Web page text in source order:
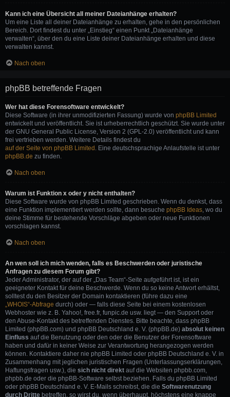
Kann ich eine Übersicht all meiner Dateianhänge erhalten?
Um eine Liste all deiner Dateianhänge zu erhalten, gehe in den persönlichen
Bereich. Dort findest du unter „Einstieg“ einen Punkt „Dateianhänge
verwalten“, über den du eine Liste deiner Dateianhänge erhalten und diese
verwalten kannst.
Nach oben
phpBB betreffende Fragen
Wer hat diese Forensoftware entwickelt?
Diese Software (in ihrer unmodifizierten Fassung) wurde von phpBB Limited
entwickelt und veröffentlicht. Sie ist urheberrechtlich geschützt. Sie wurde unter
der GNU General Public License, Version 2 (GPL-2.0) veröffentlicht und kann
frei vertrieben werden. Weitere Details findest du
auf der Seite von phpBB Limited . Eine deutschsprachige Anlaufstelle ist unter
phpBB.de zu finden.
Nach oben
Warum ist Funktion x oder y nicht enthalten?
Diese Software wurde von phpBB Limited geschrieben. Wenn du denkst, dass
eine Funktion implementiert werden sollte, dann besuche phpBB Ideas, wo du
deine Stimme für bestehende Vorschläge abgeben oder neue Funktionen
vorschlagen kannst.
Nach oben
An wen soll ich mich wenden, falls es Beschwerden oder juristische
Anfragen zu diesem Forum gibt?
Jeder Administrator, der auf der „Das Team“-Seite aufgeführt ist, ist ein
geeigneter Kontakt für deine Beschwerde. Wenn du so keine Antwort erhältst,
solltest du den Besitzer der Domain kontaktieren (führe dazu eine
„WHOIS“-Abfrage durch) oder — falls diese Seite bei einem kostenlosen
Webhoster wie z. B. Yahoo!, free.fr, funpic.de usw. liegt — den Support oder
den Abuse-Kontakt des betreffenden Dienstes. Bitte beachte, dass phpBB
Limited (phpBB.com) und phpBB Deutschland e. V. (phpBB.de) absolut keinen
Einfluss auf die Benutzung oder den oder die Benutzer der Forensoftware
haben und dafür in keiner Weise zur Verantwortung herangezogen werden
können. Kontaktiere daher nie phpBB Limited oder phpBB Deutschland e. V. in
Zusammenhang mit jeglichen juristischen Fragen (Unterlassungserklärungen,
Haftungsfragen usw.), die sich nicht direkt auf die Websiten phpbb.com,
phpbb.de oder die phpBB-Software selbst beziehen. Falls du phpBB Limited
oder phpBB Deutschland e. V. E-Mails schreibst, die die Softwarenutzung
durch Dritte betreffen, so wirst du, wenn überhaupt, höchstens eine knappe